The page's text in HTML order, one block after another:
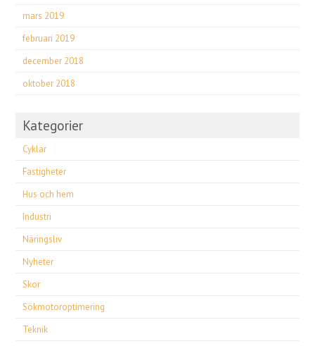
mars 2019
februari 2019
december 2018
oktober 2018
Kategorier
Cyklar
Fastigheter
Hus och hem
Industri
Näringsliv
Nyheter
Skor
Sökmotoroptimering
Teknik